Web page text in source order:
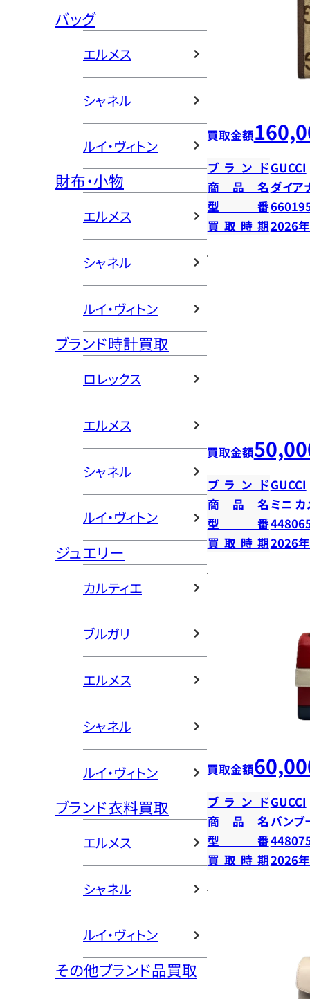
バッグ
エルメス
シャネル
ルイ・ヴィトン
財布・小物
エルメス
シャネル
ルイ・ヴィトン
ブランド時計買取
ロレックス
エルメス
シャネル
ルイ・ヴィトン
ジュエリー
カルティエ
ブルガリ
エルメス
シャネル
ルイ・ヴィトン
ブランド衣料買取
エルメス
シャネル
ルイ・ヴィトン
その他ブランド品買取
買取金額
ブランドGUCCI
商品名ダイア
型番
買取時期2026
買取金額
ブランドGUCCI
商品名 ミニ カ
型番
買取時期2026
買取金額
ブランドGUCCI
商品名バンブ
型番
買取時期2026